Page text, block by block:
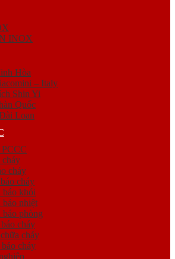
INOX
Hòa
– Italy
Shin Yi
Quốc
Loan
cháy
cháy
khói
nhiệt
phòng
cháy
cháy
cháy